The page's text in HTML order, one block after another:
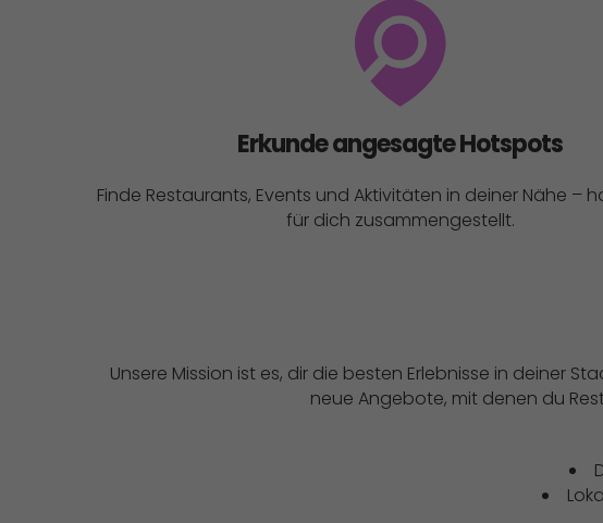
Erkunde angesagte Hotspots
Finde Restaurants, Events und Aktivitäten in deiner Nähe –
für dich zusammengestellt.
Unsere Mission ist es, dir die besten Erlebnisse in deiner
neue Angebote, mit denen du